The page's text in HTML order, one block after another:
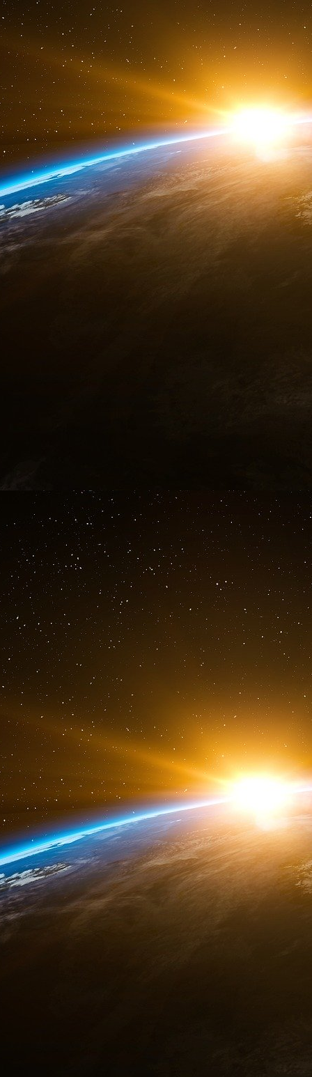
commerce du sexe qui se rendent à Davos
Walser, les entrées de Davos et la zone
personnes concernées par les contrôles
fouille de leur véhicule et des objets
connaissance de problèmes liés au commerce
Tio CH